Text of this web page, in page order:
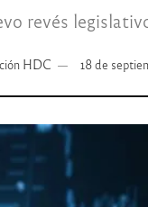
revés
HDC 18 de